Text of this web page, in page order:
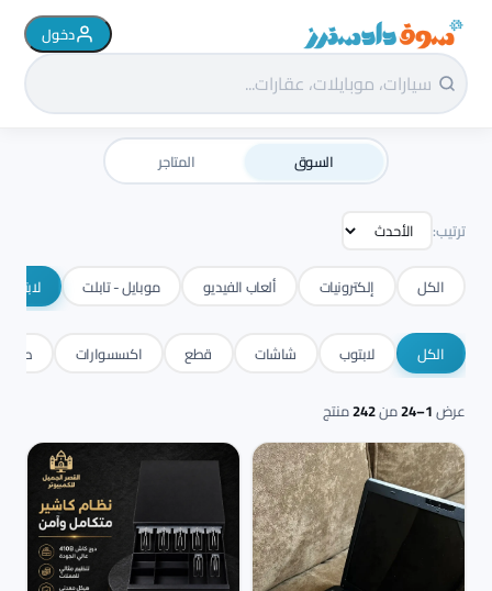
سوق دادسترز الرئيسية دخول
السوق المتاجر
ترتيب:
الكل إلكترونيات ألعاب الفيديو موبايل - تابلت
الكل لابتوب شاشات قطع اكسسوارات
عرض1–24 من242منتج